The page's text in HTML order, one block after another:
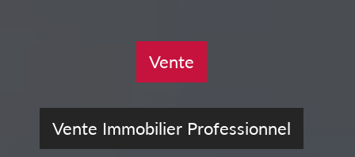
Vente
Vente Immobilier Professionnel